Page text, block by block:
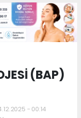
(BAP)
- 00:14